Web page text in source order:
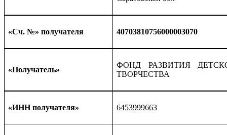
«Сч. №» получателя 40703810756000003070
«Получатель»
ФОНД РАЗВИТИЯ
ТВОРЧЕСТВА
«ИНН получателя» 6453999663